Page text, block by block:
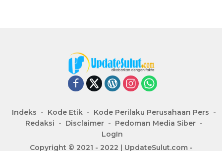
Indeks Kode Etik
Kode Perilaku Perusahaan Pers
Redaksi
Disclaimer
Pedoman Media Siber
LogIn
Copyright © 2021 - 2022 | UpdateSulut.com -